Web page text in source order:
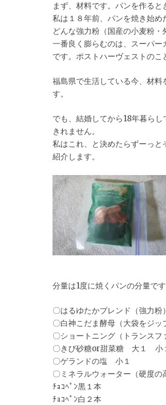
まず、材料です。パンを作ると
私は１８年前、パンを焼き始め
どんな強力粉（国産の小麦粉・
一番良く膨らむのは、スーパ
です。ポストハーヴェストのこ
福島県で生活している今、材
す。
でも、結婚してから18年暮ら
きれません。
私はこれ、と決めたらずーっ
紹介します。
分量は1度に焼くパンの分量で
〇はるゆたかブレンド（強力粉
〇白神こだま酵母（大袋をジッ
〇ショートニング（トランスフ
〇きび砂糖or甜菜糖 大１ 小
〇ゲランドの塩 小１
〇ミネラルウォーター（硬度の
ﾁｮｺﾍﾟﾝ黒１本
ﾁｮｺﾍﾟﾝ白２本